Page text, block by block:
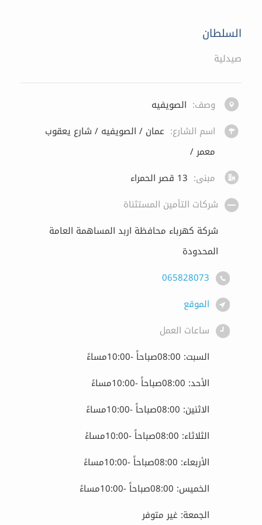
السلطان
صيدلية
وصف: الصويفيه
اسم الشارع: عمان / الصويفيه / شارع يعقوب
معمر /
مبنى: 13 قصر الحمراء
شركات التأمين المستثناة
شركة كهرباء محافظة اربد المساهمة العامة
المحدودة
065828073
الموقع
ساعات العمل
السبت: 08:00صباحاً -10:00مساءً
الأحد: 08:00صباحاً -10:00مساءً
الاثنين: 08:00صباحاً -10:00مساءً
الثلاثاء: 08:00صباحاً -10:00مساءً
الأربعاء: 08:00صباحاً -10:00مساءً
الخميس: 08:00صباحاً -10:00مساءً
الجمعة: غير متوفر